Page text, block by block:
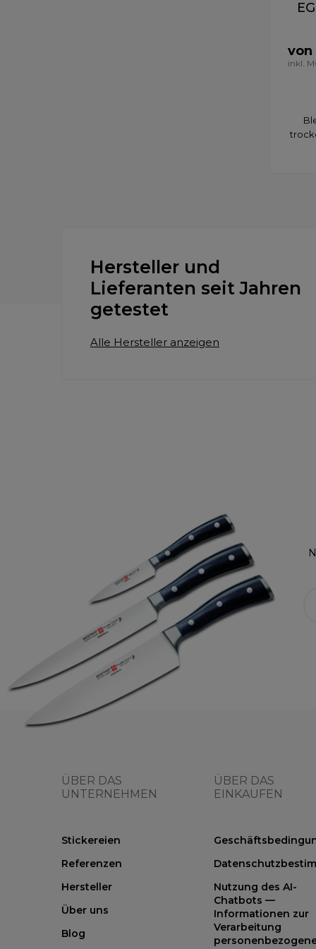
von
inkl.
Hersteller und
Lieferanten seit Jahren
getestet
Alle Hersteller anzeigen
ÜBER DAS
UNTERNEHMEN
Stickereien
Referenzen
Hersteller
Über uns
Blog
ÜBER DAS
EINKAUFEN
Nutzung des AI-
Chatbots —
Informationen zur
Verarbeitung